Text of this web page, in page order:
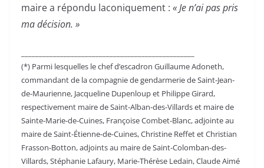
maire a répondu laconiquement : « Je n’ai pas pris
ma décision. »
(*) Parmi lesquelles le chef d’escadron Guillaume Adoneth,
commandant de la compagnie de gendarmerie de Saint-Jean-
de-Maurienne, Jacqueline Dupenloup et Philippe Girard,
respectivement maire de Saint-Alban-des-Villards et maire de
Sainte-Marie-de-Cuines, Françoise Combet-Blanc, adjointe au
maire de Saint-Étienne-de-Cuines, Christine Reffet et Christian
Frasson-Botton, adjoints au maire de Saint-Colomban-des-
Villards, Stéphanie Lafaury, Marie-Thérèse Ledain, Claude Aimé